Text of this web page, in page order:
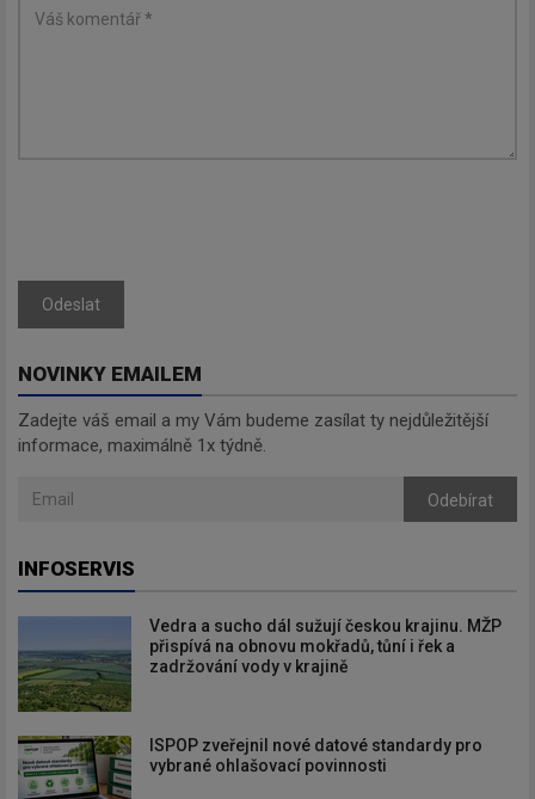
Odeslat
NOVINKY EMAILEM
Zadejte váš email a my Vám budeme zasílat ty nejdůležitější
informace, maximálně 1x týdně.
Odebírat
INFOSERVIS
Vedra a sucho dál sužují českou krajinu. MŽP
přispívá na obnovu mokřadů, tůní i řek a
zadržování vody v krajině
ISPOP zveřejnil nové datové standardy pro
vybrané ohlašovací povinnosti